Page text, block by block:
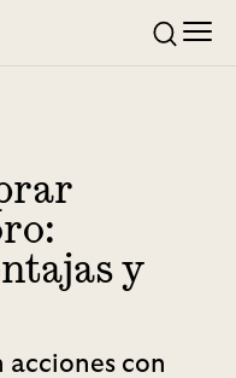
Buscar
y
acciones con